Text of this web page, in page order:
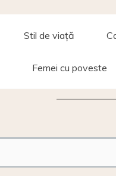
Stil de viață
Femei cu poveste